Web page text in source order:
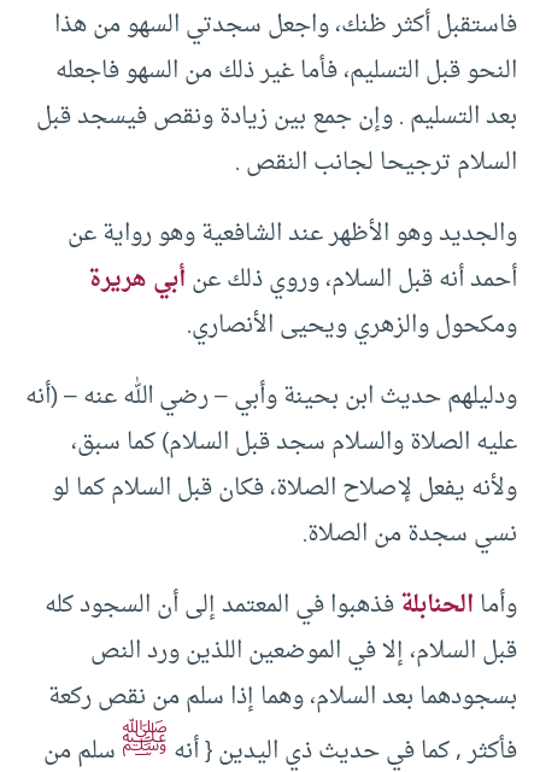
فاستقبل أكثر ظنك، واجعل سجدتي السهو من هذا
النحو قبل التسليم، فأما غير ذلك من السهو فاجعله
بعد التسليم . وإن جمع بين زيادة ونقص فيسجد قبل
السلام ترجيحا لجانب النقص .
والجديد وهو الأظهر عند الشافعية وهو رواية عن
أحمد أنه قبل السلام، وروي ذلك عنأبي هريرة
ومكحول والزهري ويحيى الأنصاري.
ودليلهم حديث ابن بحينة وأبي – رضي الله عنه – (أنه
عليه الصلاة والسلام سجد قبل السلام) كما سبق،
ولأنه يفعل لإصلاح الصلاة، فكان قبل السلام كما لو
نسي سجدة من الصلاة.
وأماالحنابلةفذهبوا في المعتمد إلى أن السجود كله
قبل السلام، إلا في الموضعين اللذين ورد النص
بسجودهما بعد السلام، وهما إذا سلم من نقص ركعة
فأكثر , كما في حديث ذي اليدين { أنهﷺسلم من